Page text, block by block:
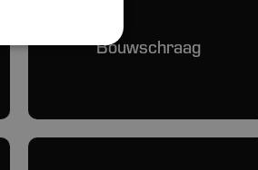
Bouwschraag